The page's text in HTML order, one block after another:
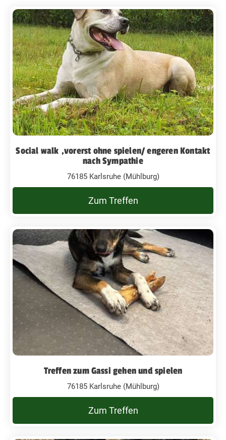
Social walk ,vorerst ohne spielen/ engeren Kontakt
nach Sympathie
76185 Karlsruhe (Mühlburg)
Zum Treffen
Treffen zum Gassi gehen und spielen
76185 Karlsruhe (Mühlburg)
Zum Treffen